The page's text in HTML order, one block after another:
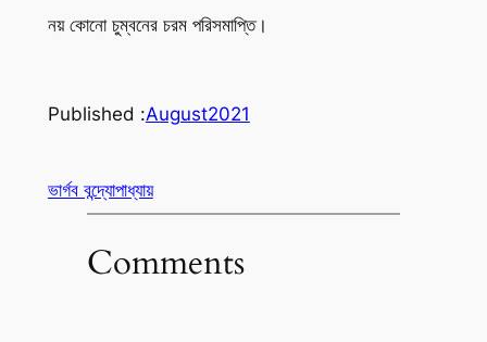
নয় কোনো চুম্বনের চরম পরিসমাপ্তি।
Published :August2021
ভার্গব বন্দ্যোপাধ্যায়
Comments